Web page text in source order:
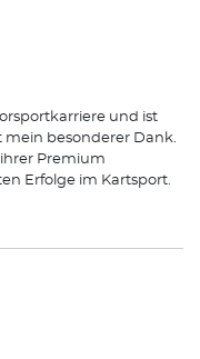
und ist
mein besonderer Dank.
Premium
Erfolge im Kartsport.